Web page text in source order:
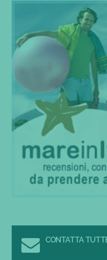
CONTATTA